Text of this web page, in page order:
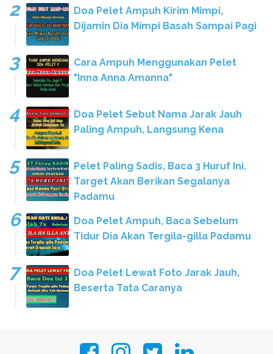
Doa Pelet Ampuh Kirim Mimpi,
Dijamin Dia Mimpi Basah Sampai Pagi
Cara Ampuh Menggunakan Pelet
"Inna Anna Amanna"
Doa Pelet Sebut Nama Jarak Jauh
Paling Ampuh, Langsung Kena
Pelet Paling Sadis, Baca 3 Huruf Ini.
Target Akan Berikan Segalanya
Padamu
Doa Pelet Ampuh, Baca Sebelum
Tidur Dia Akan Tergila-gilla Padamu
Doa Pelet Lewat Foto Jarak Jauh,
Beserta Tata Caranya